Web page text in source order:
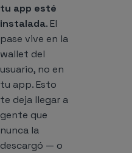
tu app esté
instalada. El
pase vive en la
wallet del
usuario, no en
tu app. Esto
te deja llegar a
gente que
nunca la
descargó — o